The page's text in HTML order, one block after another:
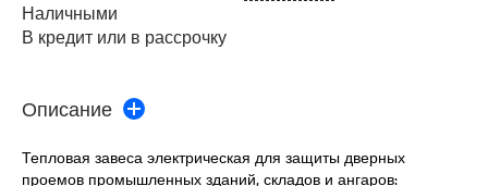
Наличными
В кредит или в рассрочку
Описание
Тепловая завеса электрическая для защиты дверных
проемов промышленных зданий, складов и ангаров: